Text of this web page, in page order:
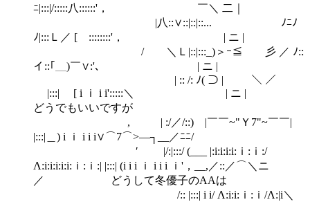
ﾆ|:::|/:::::八::::::'， ￣＼ 二｜
|八::∨::|::|::... ﾉﾆﾉ
ﾉ|:::Ｌ／ [ ::::::::'， | ニ |
/ ＼Ｌ|::|:::_)＞ｰ≦ 彡 ／ ﾉ::
イ::｢＿)￣∨:'､ | ニ |
| :: /: ﾉ( ⊃ | ＼ ／
|:::| [ i ｉ i i':::::＼ | ニ |
どうでもいいですが
, | :/／/::) |￣￣~"Ｙ7"~￣￣|
|:::|＿) i ｉ i i i∨⌒7⌒>―┐__／ﾆﾆ/
′ |/:|:::/ (___ |:i:i:i:i:ｉ:ｉ:/
Λ:i:i:i:i:i:ｉ:ｉ:| |:::| (i i i ｉ i i i ｉ'，__,／::／⌒＼ニ
／ どうして冬優子のAAは
/:: |:::| i i/ Λ:i:i:ｉ:ｉ/Λ:|i＼